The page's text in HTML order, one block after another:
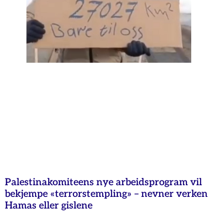
Palestinakomiteens nye arbeidsprogram vil
bekjempe «terrorstempling» – nevner verken
Hamas eller gislene